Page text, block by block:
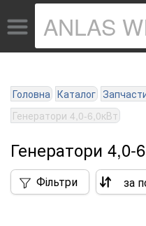
Головна Каталог
Генератори 4,0-6,0кВт
Генератори 4,0-
Фільтри